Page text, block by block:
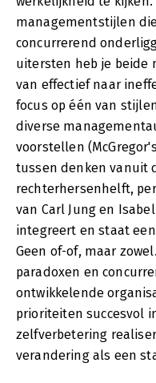
managementstijlen
concurrerend
uitersten heb je beide
van effectief naar
focus op één van
diverse
voorstellen
tussen denken vanuit
rechterhersenhelft,
van Carl Jung en
integreert en staat
Geen of-of, maar
paradoxen en
ontwikkelende
prioriteiten succesvol
zelfverbetering
verandering als een